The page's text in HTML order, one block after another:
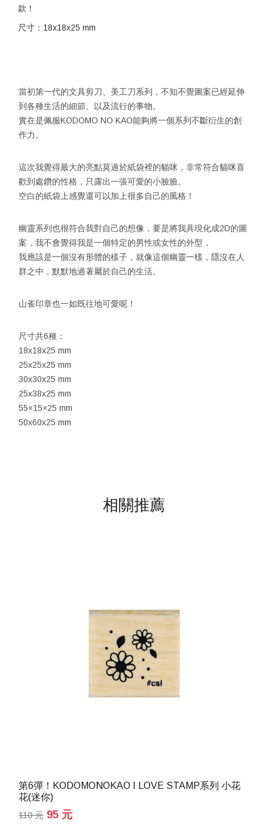
款！
尺寸：18x18x25 mm
當初第一代的文具剪刀、美工刀系列，不知不覺圖案已經延伸
到各種生活的細節、以及流行的事物。
實在是佩服KODOMO NO KAO能夠將一個系列不斷衍生的創
作力。
這次我覺得最大的亮點莫過於紙袋裡的貓咪，非常符合貓咪喜
歡到處鑽的性格，只露出一張可愛的小臉臉。
空白的紙袋上感覺還可以加上很多自己的風格！
幽靈系列也很符合我對自己的想像，要是將我具現化成2D的圖
案，我不會覺得我是一個特定的男性或女性的外型，
我應該是一個沒有形體的樣子，就像這個幽靈一樣，隱沒在人
群之中，默默地過著屬於自己的生活。
山雀印章也一如既往地可愛呢！
尺寸共6種：
18x18x25 mm
25x25x25 mm
30x30x25 mm
25x38x25 mm
55×15×25 mm
50x60x25 mm
相關推薦
第6彈！KODOMONOKAO I LOVE STAMP系列 小花
花(迷你)
110 元 95 元